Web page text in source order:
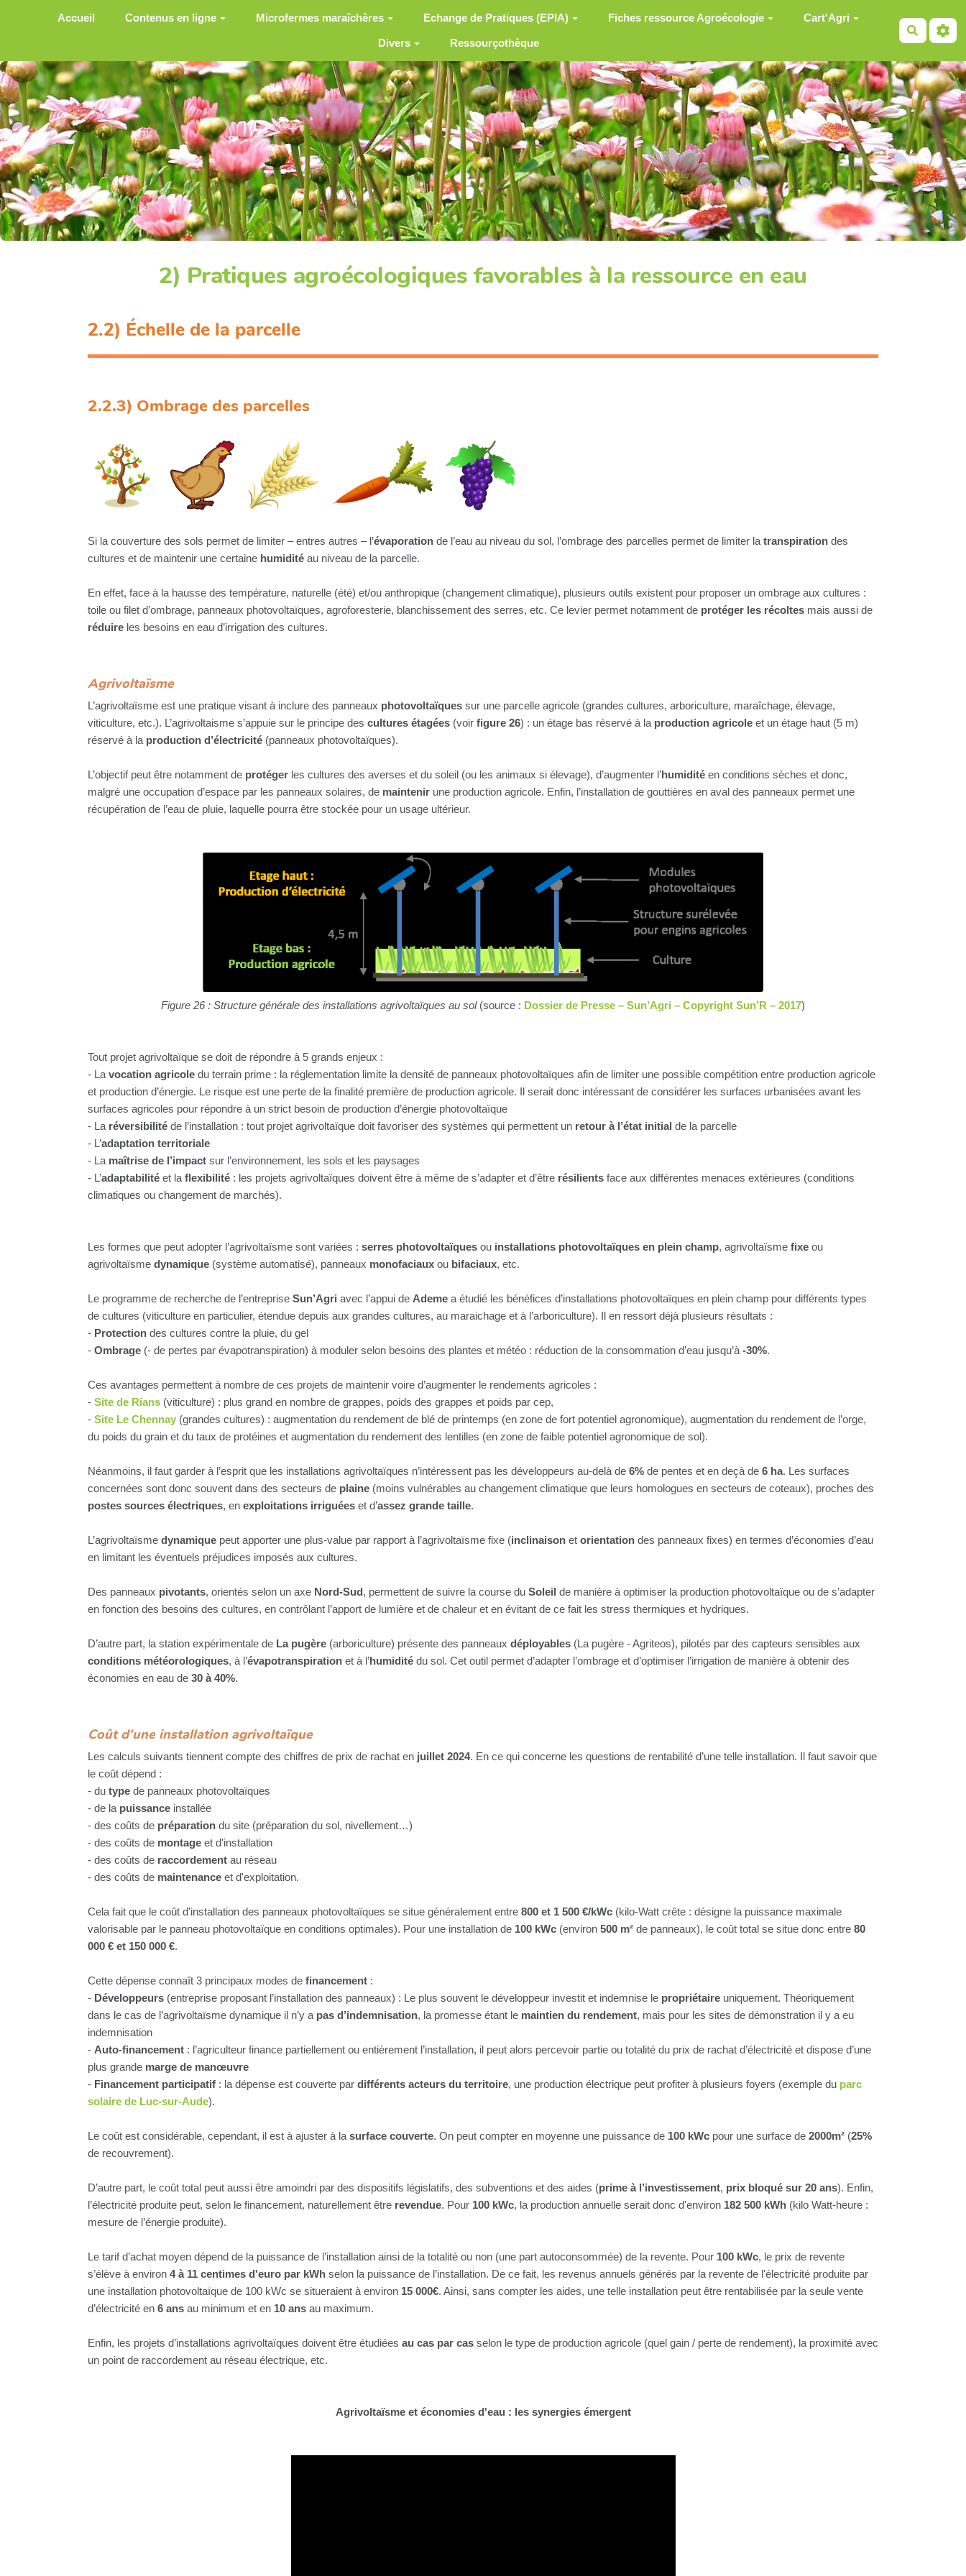
Aller au contenu principal
Accueil Contenus en ligne Microfermes maraîchères Echange de Pratiques (EPIA) Fiches ressource Agroécologie Cart'Agri
Divers Ressourçothèque
2) Pratiques agroécologiques favorables à la ressource en eau
2.2) Échelle de la parcelle
2.2.3) Ombrage des parcelles
Si la couverture des sols permet de limiter – entres autres – l’évaporation de l’eau au niveau du sol, l’ombrage des parcelles permet de limiter la transpiration des
cultures et de maintenir une certaine humidité au niveau de la parcelle.
En effet, face à la hausse des température, naturelle (été) et/ou anthropique (changement climatique), plusieurs outils existent pour proposer un ombrage aux cultures :
toile ou filet d’ombrage, panneaux photovoltaïques, agroforesterie, blanchissement des serres, etc. Ce levier permet notamment de protéger les récoltes mais aussi de
réduire les besoins en eau d’irrigation des cultures.
Agrivoltaïsme
L’agrivoltaïsme est une pratique visant à inclure des panneaux photovoltaïques sur une parcelle agricole (grandes cultures, arboriculture, maraîchage, élevage,
viticulture, etc.). L’agrivoltaisme s’appuie sur le principe des cultures étagées (voir figure 26) : un étage bas réservé à la production agricole et un étage haut (5 m)
réservé à la production d’électricité (panneaux photovoltaïques).
L’objectif peut être notamment de protéger les cultures des averses et du soleil (ou les animaux si élevage), d’augmenter l’humidité en conditions sèches et donc,
malgré une occupation d’espace par les panneaux solaires, de maintenir une production agricole. Enfin, l’installation de gouttières en aval des panneaux permet une
récupération de l’eau de pluie, laquelle pourra être stockée pour un usage ultérieur.
Figure 26 : Structure générale des installations agrivoltaïques au sol(source : Dossier de Presse – Sun’Agri – Copyright Sun’R – 2017)
Tout projet agrivoltaïque se doit de répondre à 5 grands enjeux :
- La vocation agricole du terrain prime : la réglementation limite la densité de panneaux photovoltaïques afin de limiter une possible compétition entre production agricole
et production d’énergie. Le risque est une perte de la finalité première de production agricole. Il serait donc intéressant de considérer les surfaces urbanisées avant les
surfaces agricoles pour répondre à un strict besoin de production d’énergie photovoltaïque
- La réversibilité de l’installation : tout projet agrivoltaïque doit favoriser des systèmes qui permettent un retour à l’état initial de la parcelle
- L’adaptation territoriale
- La maîtrise de l’impact sur l’environnement, les sols et les paysages
- L’adaptabilité et la flexibilité : les projets agrivoltaïques doivent être à même de s’adapter et d’être résilients face aux différentes menaces extérieures (conditions
climatiques ou changement de marchés).
Les formes que peut adopter l’agrivoltaïsme sont variées : serres photovoltaïques ou installations photovoltaïques en plein champ, agrivoltaïsme fixe ou
agrivoltaïsme dynamique (système automatisé), panneaux monofaciaux ou bifaciaux, etc.
Le programme de recherche de l’entreprise Sun’Agri avec l’appui de Ademe a étudié les bénéfices d’installations photovoltaïques en plein champ pour différents types
de cultures (viticulture en particulier, étendue depuis aux grandes cultures, au maraichage et à l’arboriculture). Il en ressort déjà plusieurs résultats :
- Protection des cultures contre la pluie, du gel
- Ombrage (- de pertes par évapotranspiration) à moduler selon besoins des plantes et météo : réduction de la consommation d’eau jusqu’à -30%.
Ces avantages permettent à nombre de ces projets de maintenir voire d’augmenter le rendements agricoles :
- Site de Rians (viticulture) : plus grand en nombre de grappes, poids des grappes et poids par cep,
- Site Le Chennay (grandes cultures) : augmentation du rendement de blé de printemps (en zone de fort potentiel agronomique), augmentation du rendement de l’orge,
du poids du grain et du taux de protéines et augmentation du rendement des lentilles (en zone de faible potentiel agronomique de sol).
Néanmoins, il faut garder à l’esprit que les installations agrivoltaïques n’intéressent pas les développeurs au-delà de 6% de pentes et en deçà de 6 ha. Les surfaces
concernées sont donc souvent dans des secteurs de plaine (moins vulnérables au changement climatique que leurs homologues en secteurs de coteaux), proches des
postes sources électriques, en exploitations irriguées et d’assez grande taille.
L’agrivoltaïsme dynamique peut apporter une plus-value par rapport à l’agrivoltaïsme fixe (inclinaison et orientation des panneaux fixes) en termes d’économies d’eau
en limitant les éventuels préjudices imposés aux cultures.
Des panneaux pivotants, orientés selon un axe Nord-Sud, permettent de suivre la course du Soleil de manière à optimiser la production photovoltaïque ou de s’adapter
en fonction des besoins des cultures, en contrôlant l’apport de lumière et de chaleur et en évitant de ce fait les stress thermiques et hydriques.
D’autre part, la station expérimentale de La pugère (arboriculture) présente des panneaux déployables (La pugère - Agriteos), pilotés par des capteurs sensibles aux
conditions météorologiques, à l’évapotranspiration et à l’humidité du sol. Cet outil permet d’adapter l’ombrage et d’optimiser l’irrigation de manière à obtenir des
économies en eau de 30 à 40%.
Coût d’une installation agrivoltaïque
Les calculs suivants tiennent compte des chiffres de prix de rachat en juillet 2024. En ce qui concerne les questions de rentabilité d’une telle installation. Il faut savoir que
le coût dépend :
- du type de panneaux photovoltaïques
- de la puissance installée
- des coûts de préparation du site (préparation du sol, nivellement…)
- des coûts de montage et d'installation
- des coûts de raccordement au réseau
- des coûts de maintenance et d'exploitation.
Cela fait que le coût d'installation des panneaux photovoltaïques se situe généralement entre 800 et 1 500 €/kWc (kilo-Watt crête : désigne la puissance maximale
valorisable par le panneau photovoltaïque en conditions optimales). Pour une installation de 100 kWc (environ 500 m² de panneaux), le coût total se situe donc entre 80
000 € et 150 000 €.
Cette dépense connaît 3 principaux modes de financement :
- Développeurs (entreprise proposant l’installation des panneaux) : Le plus souvent le développeur investit et indemnise le propriétaire uniquement. Théoriquement
dans le cas de l’agrivoltaïsme dynamique il n’y a pas d’indemnisation, la promesse étant le maintien du rendement, mais pour les sites de démonstration il y a eu
indemnisation
- Auto-financement : l’agriculteur finance partiellement ou entièrement l’installation, il peut alors percevoir partie ou totalité du prix de rachat d’électricité et dispose d’une
plus grande marge de manœuvre
- Financement participatif : la dépense est couverte par différents acteurs du territoire, une production électrique peut profiter à plusieurs foyers (exemple du parc
solaire de Luc-sur-Aude).
Le coût est considérable, cependant, il est à ajuster à la surface couverte. On peut compter en moyenne une puissance de 100 kWc pour une surface de 2000m² (25%
de recouvrement).
D’autre part, le coût total peut aussi être amoindri par des dispositifs législatifs, des subventions et des aides (prime à l’investissement, prix bloqué sur 20 ans). Enfin,
l’électricité produite peut, selon le financement, naturellement être revendue. Pour 100 kWc, la production annuelle serait donc d'environ 182 500 kWh (kilo Watt-heure :
mesure de l’énergie produite).
Le tarif d’achat moyen dépend de la puissance de l’installation ainsi de la totalité ou non (une part autoconsommée) de la revente. Pour 100 kWc, le prix de revente
s’élève à environ 4 à 11 centimes d'euro par kWh selon la puissance de l’installation. De ce fait, les revenus annuels générés par la revente de l'électricité produite par
une installation photovoltaïque de 100 kWc se situeraient à environ 15 000€. Ainsi, sans compter les aides, une telle installation peut être rentabilisée par la seule vente
d’électricité en 6 ans au minimum et en 10 ans au maximum.
Enfin, les projets d’installations agrivoltaïques doivent être étudiées au cas par cas selon le type de production agricole (quel gain / perte de rendement), la proximité avec
un point de raccordement au réseau électrique, etc.
Agrivoltaïsme et économies d'eau : les synergies émergent